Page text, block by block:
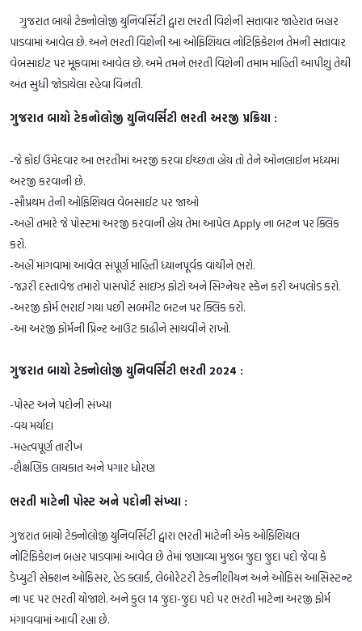
ગુજરાત બાયો ટેક્નોલોજી યુનિવર્સિટી દ્વારા ભરતી વિશેની સત્તાવાર જાહેરાત બહાર
પાડવામાં આવેલ છે. અને ભરતી વિશેની આ ઓફિશિયલ નોટિફિકેશન તેમની સત્તાવાર
વેબસાઈટ પર મૂકવામાં આવેલ છે. અમે તમને ભરતી વિશેની તમામ માહિતી આપીશું તેથી
અંત સુધી જોડાયેલા રહેવા વિનંતી.
ગુજરાત બાયો ટેકનોલોજી યુનિવર્સિટી ભરતી અરજી પ્રક્રિયા :
-જે કોઈ ઉમેદવાર આ ભરતીમાં અરજી કરવા ઈચ્છતા હોય તો તેને ઓનલાઈન મધ્યમાં
અરજી કરવાની છે.
-સૌપ્રથમ તેની ઓફિશિયલ વેબસાઈટ પર જાઓ
-અહીં તમારે જે પોસ્ટમાં અરજી કરવાની હોય તેમાં આપેલ Apply ના બટન પર ક્લિક
કરો.
-અહીં માંગવામાં આવેલ સંપૂર્ણ માહિતી ધ્યાનપૂર્વક વાંચીને ભરો.
-જરૂરી દસ્તાવેજ તમારો પાસપોર્ટ સાઇઝ ફોટો અને સિગ્નેચર સ્કેન કરી અપલોડ કરો.
-અરજી ફોર્મ ભરાઈ ગયા પછી સબમીટ બટન પર ક્લિક કરો.
-આ અરજી ફોર્મની પ્રિન્ટ આઉટ કાઢીને સાચવીને રાખો.
ગુજરાત બાયો ટેક્નોલોજી યુનિવર્સિટી ભરતી 2024 :
-પોસ્ટ અને પદોની સંખ્યા
-વય મર્યાદા
-મહત્વપૂર્ણ તારીખ
-શૈક્ષણિક લાયકાત અને પગાર ધોરણ
ભરતી માટેની પોસ્ટ અને પદોની સંખ્યા :
ગુજરાત બાયો ટેક્નોલોજી યુનિવર્સિટી દ્વારા ભરતી માટેની એક ઓફિશિયલ
નોટિફિકેશન બહાર પાડવામાં આવેલ છે તેમાં જણાવ્યા મુજબ જુદા જુદા પદો જેવા કે
ડેપ્યુટી સેક્શન ઓફિસર, હેડ ક્લાર્ક, લેબોરેટરી ટેકનીશીયન અને ઓફિસ આસિસ્ટન્ટ
ના પદ પર ભરતી યોજાશે. અને કુલ 14 જુદા-જુદા પદો પર ભરતી માટેના અરજી ફોર્મ
મંગાવવામાં આવી રહ્યા છે.